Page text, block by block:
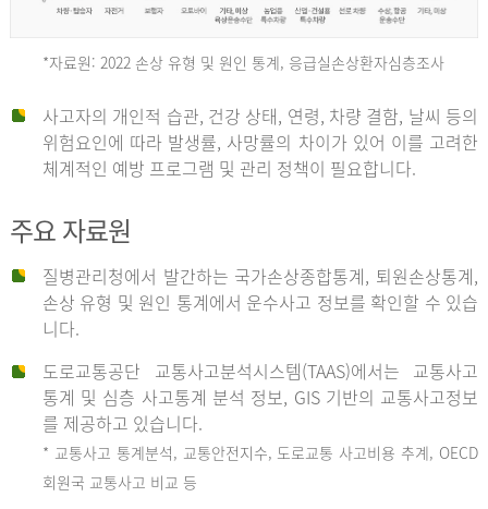
사
*자료원: 2022 손상 유형 및 원인 통계, 응급실손상환자심층조사
사고자의 개인적 습관, 건강 상태, 연령, 차량 결함, 날씨 등의
위험요인에 따라 발생률, 사망률의 차이가 있어 이를 고려한
체계적인 예방 프로그램 및 관리 정책이 필요합니다.
주요 자료원
질병관리청에서 발간하는 국가손상종합통계, 퇴원손상통계,
손상 유형 및 원인 통계에서 운수사고 정보를 확인할 수 있습
니다.
도로교통공단 교통사고분석시스템(TAAS)에서는 교통사고
통계 및 심층 사고통계 분석 정보, GIS 기반의 교통사고정보
를 제공하고 있습니다.
* 교통사고 통계분석, 교통안전지수, 도로교통 사고비용 추계, OECD
회원국 교통사고 비교 등